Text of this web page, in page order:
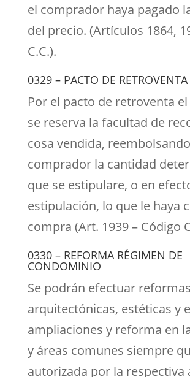
el comprador haya pagado
del precio. (Artículos 1864,
C.C.).
0329 – PACTO DE RETROVENTA
Por el pacto de retroventa
se reserva la facultad de
cosa vendida,
comprador la cantidad
que se estipulare, o en
estipulación, lo que le haya
compra (Art. 1939 – Código
0330 – REFORMA RÉGIMEN DE
CONDOMINIO
Se podrán efectuar reformas
arquitectónicas, estéticas y
ampliaciones y reforma en
y áreas comunes siempre
autorizada por la respectiva